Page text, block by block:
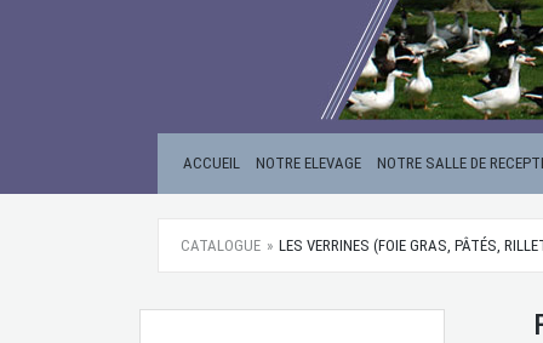
ACCUEIL NOTRE ELEVAGE NOTRE SALLE DE
CATALOGUE LES VERRINES (FOIE GRAS, PÂTÉS,